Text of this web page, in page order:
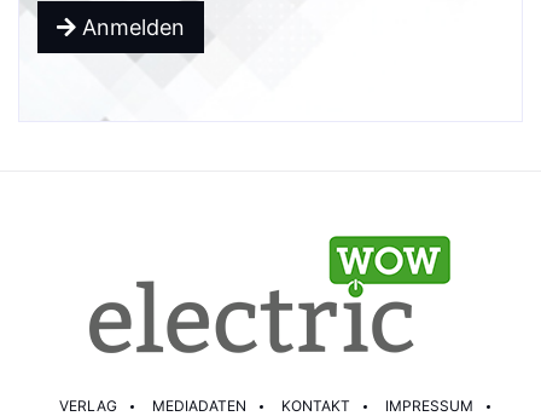
Anmelden
VERLAG MEDIADATEN KONTAKT
IMPRESSUM